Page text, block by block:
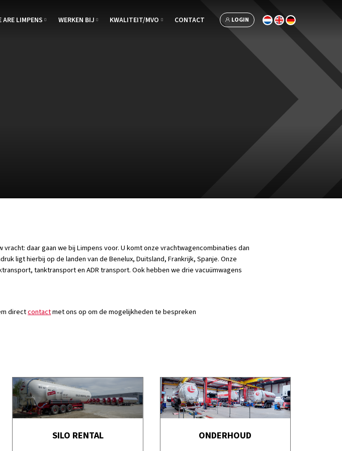
ARE LIMPENS WERKEN BIJ KWALITEIT/MVO CONTACT LOGIN
daar gaan we bij Limpens voor. U komt onze vrachtwagencombinaties dan
ligt hierbij op de landen van de Benelux, Duitsland, Frankrijk, Spanje. Onze
tanktransport en ADR transport. Ook hebben we drie vacuümwagens
directcontactmet ons op om de mogelijkheden te bespreken
SILO RENTAL ONDERHOUD